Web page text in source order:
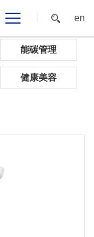
en
能碳管理
健康美容